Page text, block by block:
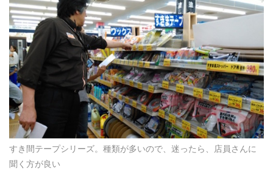
すき間テープシリーズ。種類が多いので、迷ったら、店員さんに
聞く方が良い